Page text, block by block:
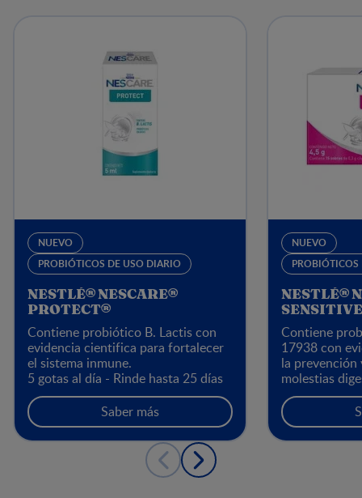
NUEVO
PROBIÓTICOS DE USO DIARIO
NESTLÉ® NESCARE®
PROTECT®
Contiene probiótico B. Lactis con
evidencia cientifica para fortalecer
el sistema inmune.
5 gotas al día - Rinde hasta 25 días
Saber más
NUEVO
NESTLÉ®
Contiene
17938 con
la prevención
molestias
infantil,
dolor
1 sobre al día